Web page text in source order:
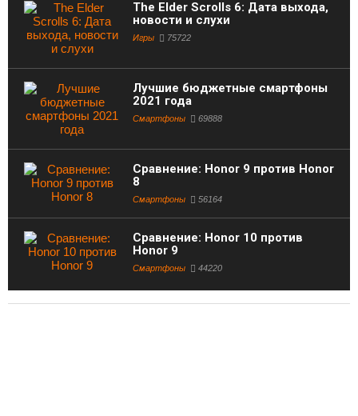
The Elder Scrolls 6: Дата выхода,
новости и слухи
Игры 75722
Лучшие бюджетные смартфоны
2021 года
Смартфоны 69888
Сравнение: Honor 9 против Honor
8
Смартфоны 56164
Сравнение: Honor 10 против
Honor 9
Смартфоны 44220